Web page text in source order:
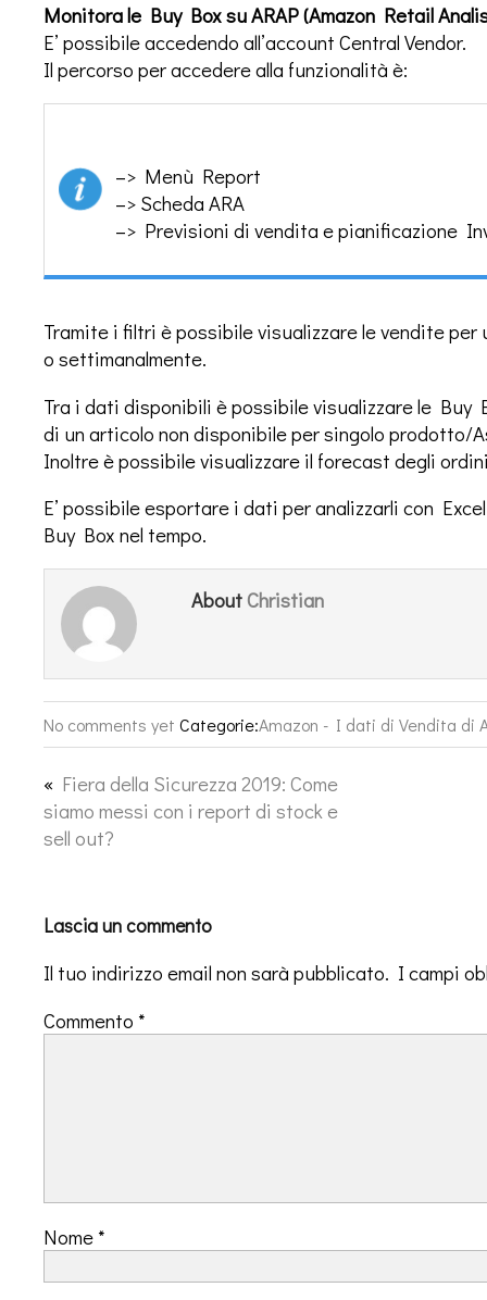
Monitora le Buy Box su ARAP (Amazon Retail
E’ possibile accedendo all’account Central Vendor.
Il percorso per accedere alla funzionalità è:
–> Menù Report
–> Scheda ARA
–> Previsioni di vendita e pianificazione
Tramite i filtri è possibile visualizzare le vendite
o settimanalmente.
Tra i dati disponibili è possibile visualizzare le
di un articolo non disponibile per singolo prodotto/
Inoltre è possibile visualizzare il forecast degli
E’ possibile esportare i dati per analizzarli con
Buy Box nel tempo.
About Christian
No comments yet Categorie:Amazon - I dati di Vendita di
« Fiera della Sicurezza 2019: Come
siamo messi con i report di stock e
sell out?
Lascia un commento
Il tuo indirizzo email non sarà pubblicato. I campi
Commento *
Nome *